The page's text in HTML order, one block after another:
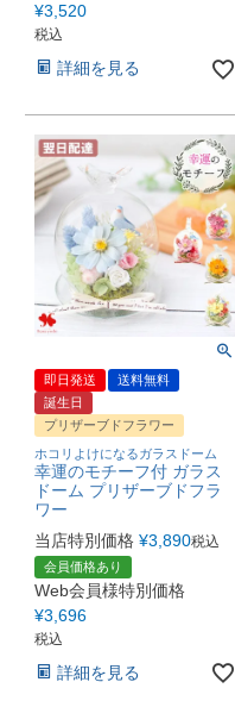
¥3,520
税込
詳細を見る
即日発送
送料無料
誕生日
プリザーブドフラワー
ホコリよけになるガラスドーム
幸運のモチーフ付 ガラス
ドーム プリザーブドフラ
ワー
当店特別価格 ¥3,890税込
会員価格あり
Web会員様特別価格
¥3,696
税込
詳細を見る